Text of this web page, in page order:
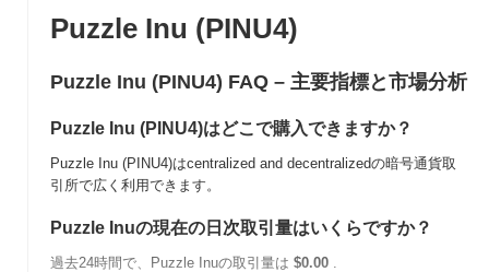
Puzzle Inu (PINU4)
Puzzle Inu (PINU4) FAQ – 主要指標と市場分析
Puzzle Inu (PINU4)はどこで購入できますか？
Puzzle Inu (PINU4)はcentralized and decentralizedの暗号通貨取
引所で広く利用できます。
Puzzle Inuの現在の日次取引量はいくらですか？
過去24時間で、Puzzle Inuの取引量は $0.00 .